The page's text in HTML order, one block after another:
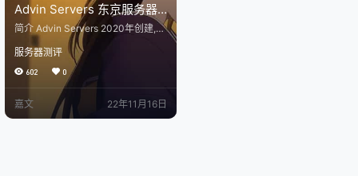
Advin Servers 东京服务器
测评 2022年11月更新
简介 Advin Servers 2020年创建,
美国商家, 目前主营美国、英国、日
本、荷兰的KVM VPS, 以及独立服
务器、托管服务, VPS带DDoS防护.
支持支付宝(Stripe)、加密数字货
币、PayPal付款. 官网: https://clien
ts.advinservers.com 本次测评的是
Advin Servers 日本东京vps Stand
服务器测评
602 0
嘉文 22年11月16日